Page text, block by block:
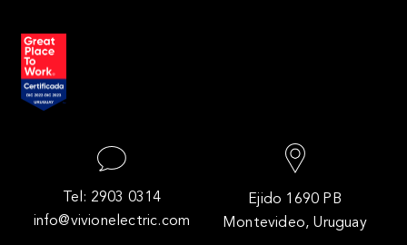
Tel: 2903 0314
info@vivionelectric.com
Ejido 1690 PB
Montevideo, Uruguay